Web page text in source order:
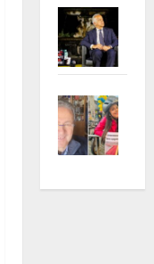
euro
apre